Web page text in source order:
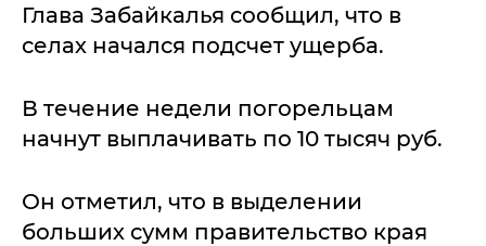
Глава Забайкалья сообщил, что в
селах начался подсчет ущерба.
В течение недели погорельцам
начнут выплачивать по 10 тысяч руб.
Он отметил, что в выделении
больших сумм правительство края